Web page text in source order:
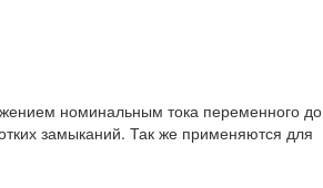
номинальным тока переменного до
замыканий. Так же применяются для